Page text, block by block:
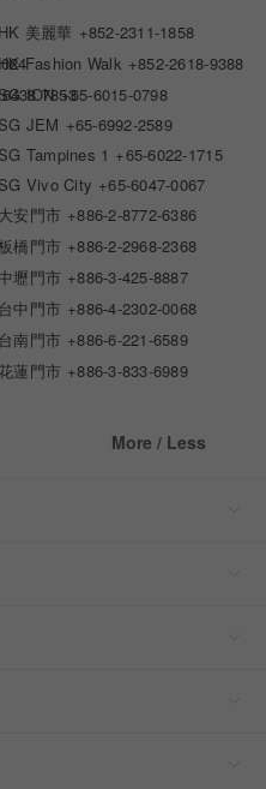
HK 美麗華 +852-2311-1858
Fashion Walk +852-2618-9388
7853
SG ION +65-6015-0798
SG JEM +65-6992-2589
SG Tampines 1 +65-6022-1715
SG Vivo City +65-6047-0067
大安門市 +886-2-8772-6386
橋門市 +886-2-2968-2368
中壢門市 +886-3-425-8887
台中門市 +886-4-2302-0068
台南門市 +886-6-221-6589
蓮門市 +886-3-833-6989
More / Less